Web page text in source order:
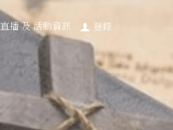
直播 及 活動資訊 登錄